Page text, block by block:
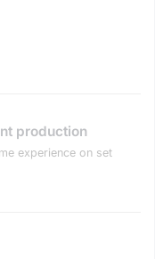
production
experience on set